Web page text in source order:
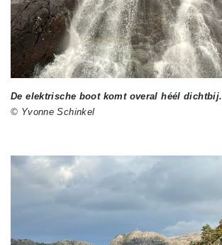
De elektrische boot komt overal héél dichtbij.
© Yvonne Schinkel